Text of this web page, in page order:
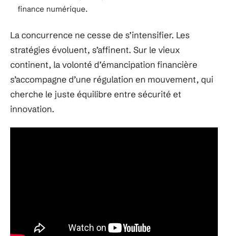
finance numérique.
La concurrence ne cesse de s’intensifier. Les
stratégies évoluent, s’affinent. Sur le vieux
continent, la volonté d’émancipation financière
s’accompagne d’une régulation en mouvement, qui
cherche le juste équilibre entre sécurité et
innovation.